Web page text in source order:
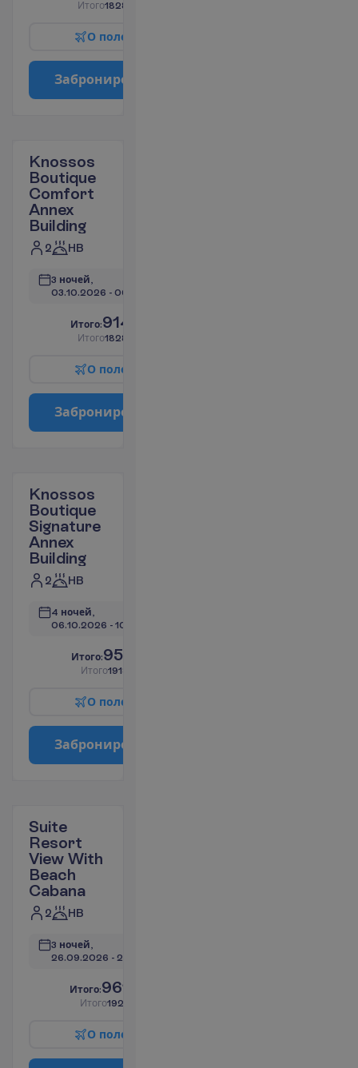
Итого1828.66
О поле
Заброниро
Knossos
Boutique
Comfort
Annex
Building
2 HB
3 ночей,
03.10.2026 - 06.10.2026
Итого:914.33
Итого1828.66
О поле
Заброниро
Knossos
Boutique
Signature
Annex
Building
2 HB
4 ночей,
06.10.2026 - 10.10.2026
Итого:959.18
Итого1918.36
О поле
Заброниро
Suite
Resort
View With
Beach
Cabana
2 HB
3 ночей,
26.09.2026 - 29.09.2026
Итого:961.08
Итого1922.16
О поле